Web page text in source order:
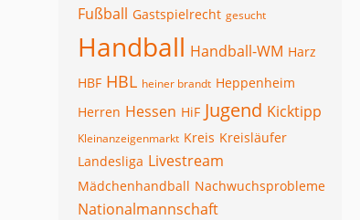
Fußball Gastspielrecht gesucht
Handball Handball-WM Harz
HBF HBL heiner brandt Heppenheim
Herren Hessen HiF Jugend Kicktipp
Kleinanzeigenmarkt Kreis Kreisläufer
Landesliga Livestream
Mädchenhandball Nachwuchsprobleme
Nationalmannschaft